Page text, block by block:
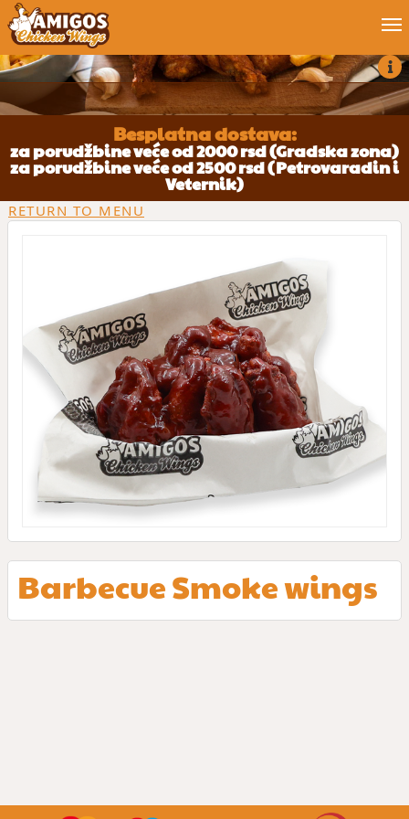
Order now
Blog
My account
Contact
Besplatna dostava:
za porudžbine veće od 2000 rsd (Gradska zona)
za porudžbine veće od 2500 rsd (Petrovaradin i
Veternik)
RETURN TO MENU
Barbecue Smoke wings